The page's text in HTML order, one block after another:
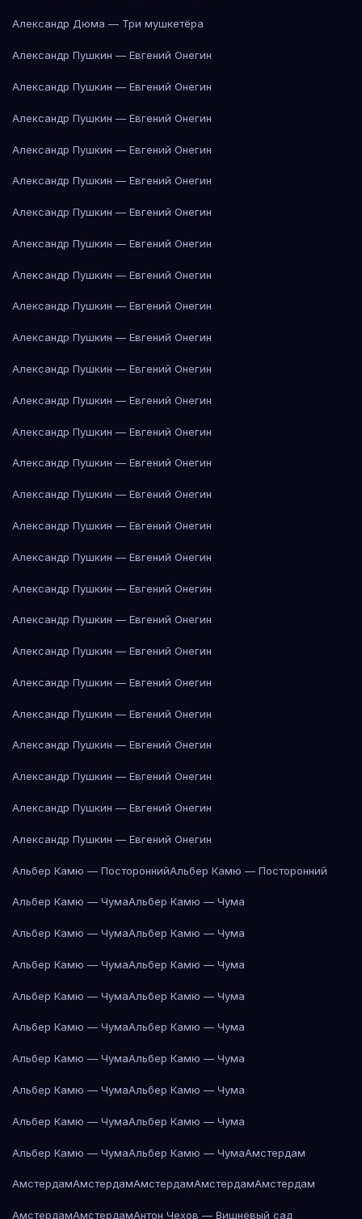
Александр Дюма — Три мушкетёра
Александр Пушкин — Евгений Онегин
Александр Пушкин — Евгений Онегин
Александр Пушкин — Евгений Онегин
Александр Пушкин — Евгений Онегин
Александр Пушкин — Евгений Онегин
Александр Пушкин — Евгений Онегин
Александр Пушкин — Евгений Онегин
Александр Пушкин — Евгений Онегин
Александр Пушкин — Евгений Онегин
Александр Пушкин — Евгений Онегин
Александр Пушкин — Евгений Онегин
Александр Пушкин — Евгений Онегин
Александр Пушкин — Евгений Онегин
Александр Пушкин — Евгений Онегин
Александр Пушкин — Евгений Онегин
Александр Пушкин — Евгений Онегин
Александр Пушкин — Евгений Онегин
Александр Пушкин — Евгений Онегин
Александр Пушкин — Евгений Онегин
Александр Пушкин — Евгений Онегин
Александр Пушкин — Евгений Онегин
Александр Пушкин — Евгений Онегин
Александр Пушкин — Евгений Онегин
Александр Пушкин — Евгений Онегин
Александр Пушкин — Евгений Онегин
Александр Пушкин — Евгений Онегин
Альбер Камю — ПостороннийАльбер Камю — Посторонний
Альбер Камю — ЧумаАльбер Камю — Чума
Альбер Камю — ЧумаАльбер Камю — Чума
Альбер Камю — ЧумаАльбер Камю — Чума
Альбер Камю — ЧумаАльбер Камю — Чума
Альбер Камю — ЧумаАльбер Камю — Чума
Альбер Камю — ЧумаАльбер Камю — Чума
Альбер Камю — ЧумаАльбер Камю — Чума
Альбер Камю — ЧумаАльбер Камю — Чума
Альбер Камю — ЧумаАльбер Камю — ЧумаАмстердам
АмстердамАмстердамАмстердамАмстердамАмстердам
АмстердамАмстердамАнтон Чехов — Вишнёвый сад